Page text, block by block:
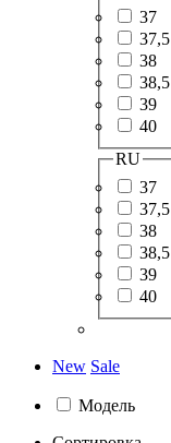
37
37,5
38
38,5
39
40
RU
37
37,5
38
38,5
39
40
New Sale
Модель